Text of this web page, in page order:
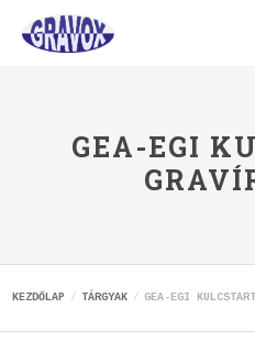
GEA-EGI
KEZDŐLAP TÁRGYAK GEA-EGI